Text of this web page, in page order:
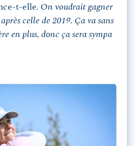
t-elle. On voudrait gagner
celle de 2019. Ça va sans
en plus, donc ça sera sympa